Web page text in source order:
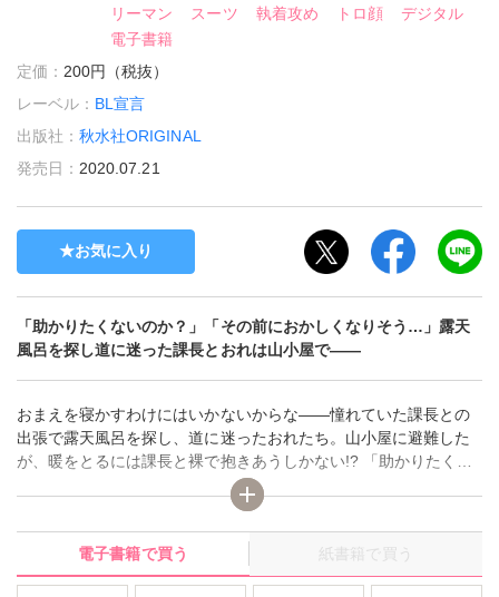
リーマン
スーツ 執着攻め トロ顔
デジタル
電子書籍
定価： 200円（税抜）
レーベル： BL宣言
出版社：秋水社ORIGINAL
発売日： 2020.07.21
お気に入り
「助かりたくないのか？」「その前におかしくなりそう…」露天
風呂を探し道に迷った課長とおれは山小屋で――
おまえを寝かすわけにはいかないからな――憧れていた課長との
出張で露天風呂を探し、道に迷ったおれたち。山小屋に避難した
が、暖をとるには課長と裸で抱きあうしかない!? 「助かりたくな
いのか？」「その前におかしくなりそう…」なんども突かれ激し
くイったおれ。無事助かったとしても、課長にすみずみまで全部
知られたおれは会社でどう顔を合わせれば……!?
電子書籍で買う
紙書籍で買う